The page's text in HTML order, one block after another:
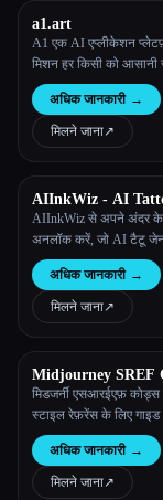
a1.art
A1 एक AI एप्लीकेशन
मिशन हर किसी को
एप्लीकेशन बनाने में मदद
अधिक जानकारी →
मिलने जाना↗︎
AIInkWiz - AI
Generator
AIInkWiz से अपने अंदर के
अनलॉक करें, जो AI टैटू
तुम्हारे विचारों को शानदार
जीवंत करता है! अपनी
बनाएं, कस्टमाइज़ करें और
अधिक जानकारी →
मिलने जाना↗︎
Midjourney SREF
Library and Guide
Reference
मिडजर्नी एसआरईएफ़ कोड्स
स्टाइल रेफ़रेंस के लिए गाइड
अधिक जानकारी →
मिलने जाना↗︎